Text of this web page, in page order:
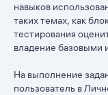
навыков
таких темах, как
тестирования
владение
На выполнение
пользователь в